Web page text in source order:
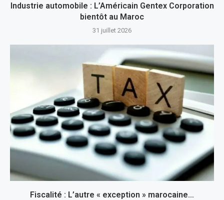
Industrie automobile : L’Américain Gentex Corporation
bientôt au Maroc
31 juillet 2026
Fiscalité : L’autre « exception » marocaine…